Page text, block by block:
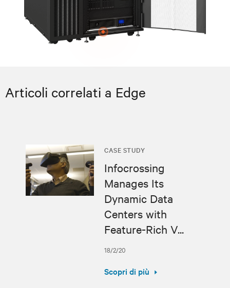
Articoli correlati a Edge
CASE STUDY
Infocrossing
Manages Its
Dynamic Data
Centers with
Feature-Rich V...
18/2/20
Scopri di più